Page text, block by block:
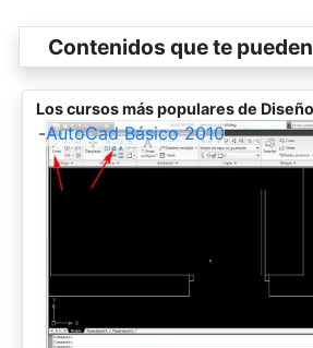
Contenidos que te
Los cursos más populares de
-AutoCad Básico 2010